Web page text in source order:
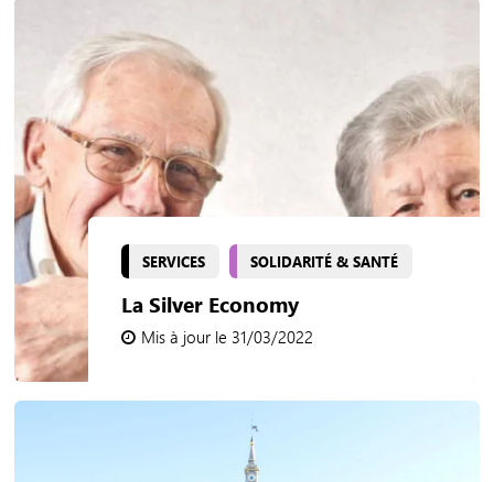
SERVICES SOLIDARITÉ & SANTÉ
La Silver Economy
Mis à jour le 31/03/2022